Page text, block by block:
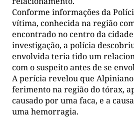
Conforme informações da
vítima, conhecida na região
encontrado no centro da
investigação, a polícia
envolvida teria tido um
com o suspeito antes de se
A perícia revelou que
ferimento na região do tórax,
causado por uma faca, e a
uma hemorragia.